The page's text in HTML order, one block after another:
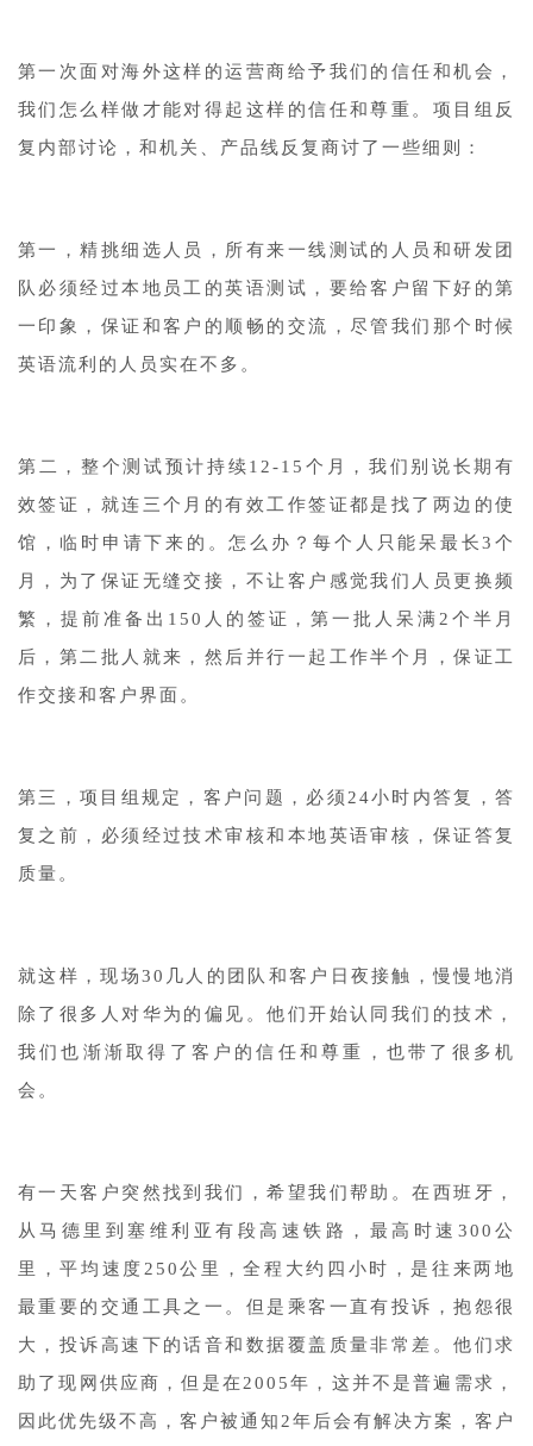
第一次面对海外这样的运营商给予我们的信任和机会，
我们怎么样做才能对得起这样的信任和尊重。项目组反
复内部讨论，和机关、产品线反复商讨了一些细则：
第一，精挑细选人员，所有来一线测试的人员和研发团
队必须经过本地员工的英语测试，要给客户留下好的第
一印象，保证和客户的顺畅的交流，尽管我们那个时候
英语流利的人员实在不多。
第二，整个测试预计持续12-15个月，我们别说长期有
效签证，就连三个月的有效工作签证都是找了两边的使
馆，临时申请下来的。怎么办？每个人只能呆最长3个
月，为了保证无缝交接，不让客户感觉我们人员更换频
繁，提前准备出150人的签证，第一批人呆满2个半月
后，第二批人就来，然后并行一起工作半个月，保证工
作交接和客户界面。
第三，项目组规定，客户问题，必须24小时内答复，答
复之前，必须经过技术审核和本地英语审核，保证答复
质量。
就这样，现场30几人的团队和客户日夜接触，慢慢地消
除了很多人对华为的偏见。他们开始认同我们的技术，
我们也渐渐取得了客户的信任和尊重，也带了很多机
会。
有一天客户突然找到我们，希望我们帮助。在西班牙，
从马德里到塞维利亚有段高速铁路，最高时速300公
里，平均速度250公里，全程大约四小时，是往来两地
最重要的交通工具之一。但是乘客一直有投诉，抱怨很
大，投诉高速下的话音和数据覆盖质量非常差。他们求
助了现网供应商，但是在2005年，这并不是普遍需求，
因此优先级不高，客户被通知2年后会有解决方案，客户